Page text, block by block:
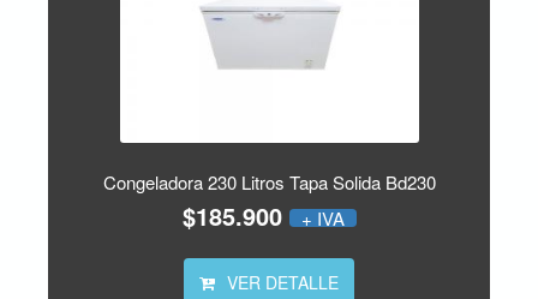
Congeladora 230 Litros Tapa Solida Bd230
$185.900 + IVA
VER DETALLE